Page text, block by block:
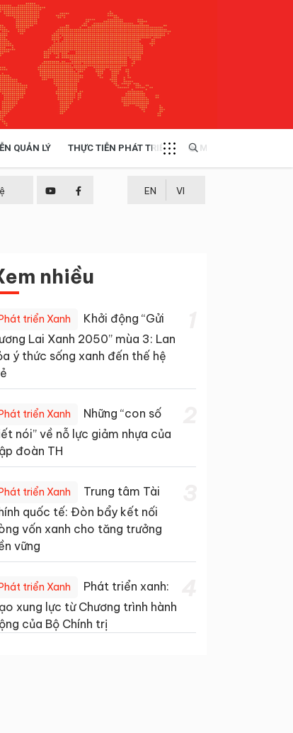
QUẢN LÝ THỰC TIỄN PHÁT TRIỂN MULTIMEDIA
EN VI
nhiều
triển Xanh
Khởi động “Gửi
Lai Xanh 2050” mùa 3: Lan
ý thức sống xanh đến thế hệ
triển Xanh
Những “con số
nói” về nỗ lực giảm nhựa của
đoàn TH
triển Xanh
Trung tâm Tài
quốc tế: Đòn bẩy kết nối
vốn xanh cho tăng trưởng
vững
triển Xanh
Phát triển xanh:
xung lực từ Chương trình hành
của Bộ Chính trị